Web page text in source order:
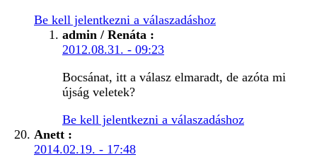
Be kell jelentkezni a válaszadáshoz
admin / Renáta :
2012.08.31. - 09:23
Bocsánat, itt a válasz elmaradt, de azóta mi
újság veletek?
Be kell jelentkezni a válaszadáshoz
Anett :
2014.02.19. - 17:48